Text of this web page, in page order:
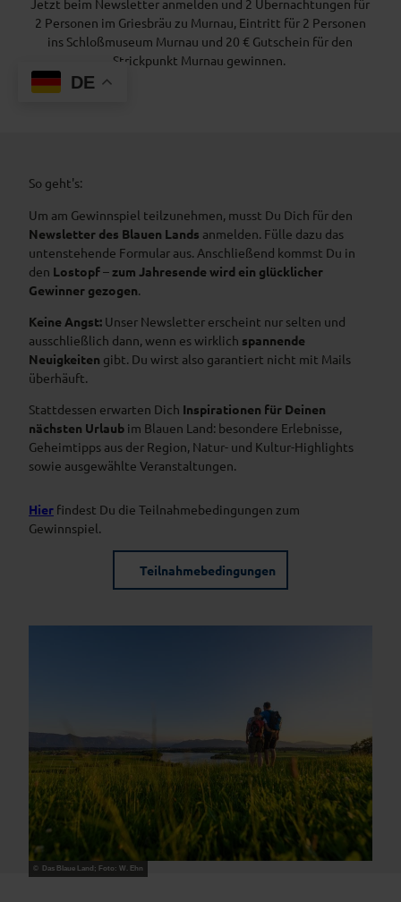
Jetzt beim Newsletter anmelden und 2 Übernachtungen für
2 Personen im Griesbräu zu Murnau, Eintritt für 2 Personen
ins Schloßmuseum Murnau und 20 € Gutschein für den
Strickpunkt Murnau gewinnen.
So geht's:
Um am Gewinnspiel teilzunehmen, musst Du Dich für den
Newsletter des Blauen Lands anmelden. Fülle dazu das
untenstehende Formular aus. Anschließend kommst Du in
den Lostopf– zum Jahresende wird ein glücklicher
Gewinner gezogen
Keine Angst: Unser Newsletter erscheint nur selten und
ausschließlich dann, wenn es wirklich spannende
Neuigkeiten gibt. Du wirst also garantiert nicht mit Mails
überhäuft.
Stattdessen erwarten Dich Inspirationen für Deinen
nächsten Urlaub im Blauen Land: besondere Erlebnisse,
Geheimtipps aus der Region, Natur- und Kultur-Highlights
sowie ausgewählte Veranstaltungen.
Hier findest Du die Teilnahmebedingungen zum
Gewinnspiel.
Teilnahmebedingungen
© Das Blaue Land; Foto: W. Ehn
DE